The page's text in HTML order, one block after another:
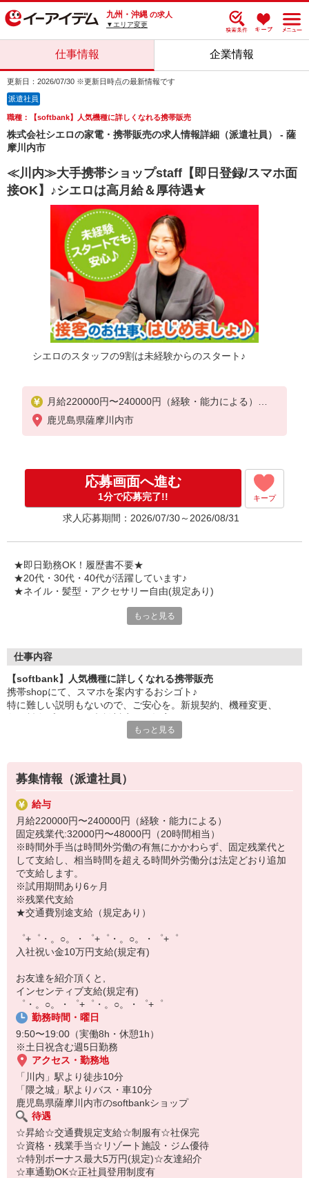
九州・沖縄 の求人
▼エリア変更
仕事情報 企業情報
更新日：2026/07/30 ※更新日時点の最新情報です
派遣社員
職種：【softbank】人気機種に詳しくなれる携帯販売
株式会社シエロの家電・携帯販売の求人情報詳細（派遣社員） - 薩
摩川内市
≪川内≫大手携帯ショップstaff【即日登録/スマホ面
接OK】♪シエロは高月給＆厚待遇★
シエロのスタッフの9割は未経験からのスタート♪
月給220000円〜240000円（経験・能力による）
固定残業代:32000円〜48000円（20時間相当）
※時間外手当は時間外労働の有無にかかわらず、固
※試用期間あり6ヶ月
※残業代支給
★交通費別途支給（規定あり）
゜+゜・。○。・゜+゜・。○。・゜+゜
お友達を紹介頂くと,
インセンティブ支給(規定有)
゜・。○。・゜+゜・。○。・゜+゜
鹿児島県薩摩川内市
応募画面へ進む
1分で応募完了!! キープ
求人応募期間：2026/07/30～2026/08/31
★即日勤務OK！履歴書不要★
★20代・30代・40代が活躍しています♪
★ネイル・髪型・アクセサリー自由(規定あり)
シエロのスタッフは9割が未経験スタート。
ずっと先まで役に立ちます！
丁寧な研修もあるので、
みなさんから働きやすいと好評です♪
最新アプリ事情やお得なプラン、
スマホの裏ワザを学べるチャンス♪
￣￣￣￣￣￣￣￣￣￣￣
▼オフィスワーク
事務、経理、データ入力、コールセンター、受付
▼工場・製造・軽作業系
機械/食品製造・梱包・仕分け・加工・組立・検査
▼美容系
眉毛サロンのアイブロウ・ネイリスト・エステ
▼営業・販売
法人営業・アパレル販売・個別指導塾・人材紹介
▼人気案件も多数♪
短期・期間限定・オープニング・官公庁案件
上場/優良/大手企業など
【スマホ面接実施中】
￣￣￣￣￣￣￣￣￣
自宅に居ながらスマホでカンタン面接OK！
オンライン面談なのでスピード対応。
もっと見る
仕事内容
【softbank】人気機種に詳しくなれる携帯販売
携帯shopにて、スマホを案内するおシゴト♪
特に難しい説明もないので、ご安心を。新規契約、機種変更、
満足度◎
■携帯やインターネット販売業務
docomo(ドコモ)/au(エーユー)・KDDI/softbank(ソフトバンク)など
の大手キャリアから
ワイモバイル(Y!mobille)、楽天モバイル、UQなど格安スマホまで幅
広く紹介可能♪
人気のApple（アップル）店舗もございます！
もっと見る
募集情報（派遣社員）
給与
月給220000円〜240000円（経験・能力による）
固定残業代:32000円〜48000円（20時間相当）
※時間外手当は時間外労働の有無にかかわらず、固定残業代と
して支給し、相当時間を超える時間外労働分は法定どおり追加
で支給します。
※試用期間あり6ヶ月
※残業代支給
★交通費別途支給（規定あり）
゜+゜・。○。・゜+゜・。○。・゜+゜
入社祝い金10万円支給(規定有)
お友達を紹介頂くと,
インセンティブ支給(規定有)
゜・。○。・゜+゜・。○。・゜+゜
勤務時間・曜日
9:50〜19:00（実働8h・休憩1h）
※土日祝含む週5日勤務
アクセス・勤務地
「川内」駅より徒歩10分
「隈之城」駅よりバス・車10分
鹿児島県薩摩川内市のsoftbankショップ
待遇
☆昇給☆交通費規定支給☆制服有☆社保完
☆資格・残業手当☆リゾート施設・ジム優待
☆特別ボーナス最大5万円(規定)☆友達紹介
☆車通勤OK☆正社員登用制度有